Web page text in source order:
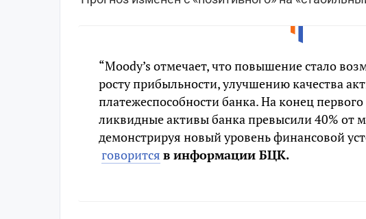
“Moody’s отмечает, что повышение стало
росту прибыльности, улучшению качества
платежеспособности банка. На конец
ликвидные активы банка превысили 40% от
демонстрируя новый уровень финансовой
говорится в информации БЦК.